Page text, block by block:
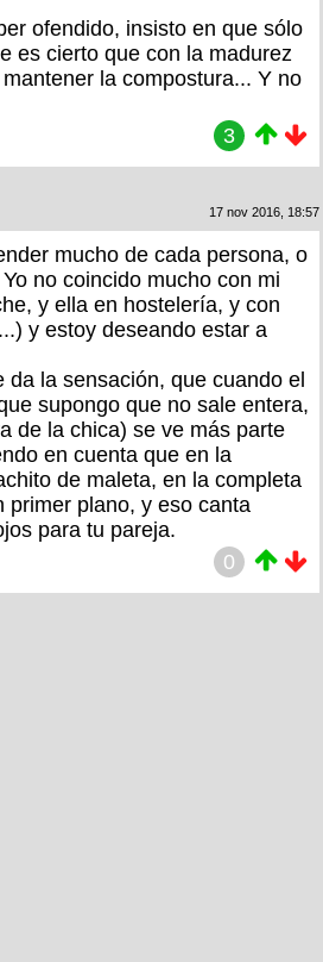
ofendido, insisto en que sólo
es cierto que con la madurez
la compostura... Y no
3
17 nov 2016, 18:57
mucho de cada persona, o
no coincido mucho con mi
y ella en hostelería, y con
y estoy deseando estar a
la sensación, que cuando el
supongo que no sale entera,
de la chica) se ve más parte
en cuenta que en la
de maleta, en la completa
primer plano, y eso canta
para tu pareja.
0